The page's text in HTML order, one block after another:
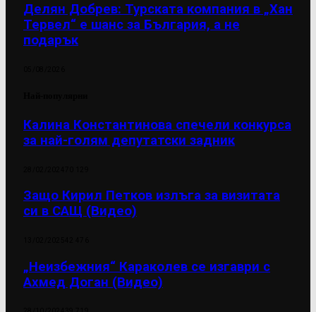
Делян Добрев: Турската компания в „Хан
Тервел“ е шанс за България, а не
подарък
Калина Константинова спечели конкурса
за най-голям депутатски задник
Защо Кирил Петков излъга за визитата
си в САЩ (Видео)
„Неизбежния“ Караколев се изгаври с
Ахмед Доган (Видео)